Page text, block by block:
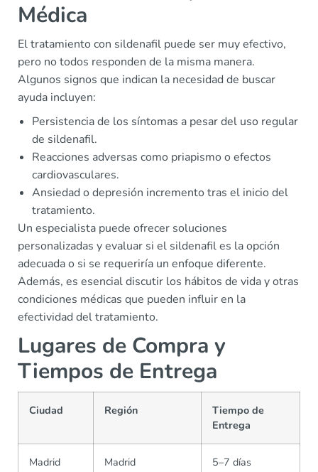
Médica
El tratamiento con sildenafil puede ser muy efectivo,
pero no todos responden de la misma manera.
Algunos signos que indican la necesidad de buscar
ayuda incluyen:
Persistencia de los síntomas a pesar del uso regular
de sildenafil.
Reacciones adversas como priapismo o efectos
cardiovasculares.
Ansiedad o depresión incremento tras el inicio del
tratamiento.
Un especialista puede ofrecer soluciones
personalizadas y evaluar si el sildenafil es la opción
adecuada o si se requeriría un enfoque diferente.
Además, es esencial discutir los hábitos de vida y otras
condiciones médicas que pueden influir en la
efectividad del tratamiento.
Lugares de Compra y
Tiempos de Entrega
Ciudad Región
Tiempo de
Entrega
Madrid Madrid 5–7 días